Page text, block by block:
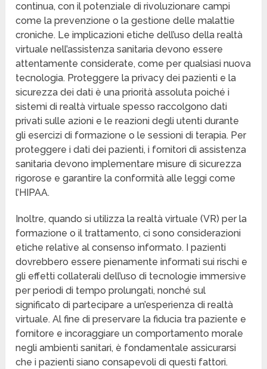
continua, con il potenziale di rivoluzionare campi
come la prevenzione o la gestione delle malattie
croniche. Le implicazioni etiche dell’uso della realtà
virtuale nell’assistenza sanitaria devono essere
attentamente considerate, come per qualsiasi nuova
tecnologia. Proteggere la privacy dei pazienti e la
sicurezza dei dati è una priorità assoluta poiché i
sistemi di realtà virtuale spesso raccolgono dati
privati sulle azioni e le reazioni degli utenti durante
gli esercizi di formazione o le sessioni di terapia. Per
proteggere i dati dei pazienti, i fornitori di assistenza
sanitaria devono implementare misure di sicurezza
rigorose e garantire la conformità alle leggi come
l’HIPAA.
Inoltre, quando si utilizza la realtà virtuale (VR) per la
formazione o il trattamento, ci sono considerazioni
etiche relative al consenso informato. I pazienti
dovrebbero essere pienamente informati sui rischi e
gli effetti collaterali dell’uso di tecnologie immersive
per periodi di tempo prolungati, nonché sul
significato di partecipare a un’esperienza di realtà
virtuale. Al fine di preservare la fiducia tra paziente e
fornitore e incoraggiare un comportamento morale
negli ambienti sanitari, è fondamentale assicurarsi
che i pazienti siano consapevoli di questi fattori.